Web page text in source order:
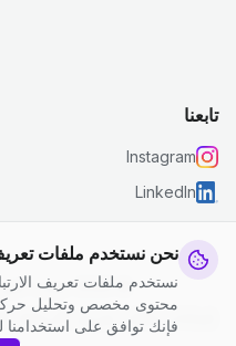
نحن نستخدم ملفات
نستخدم ملفات تعريف
محتوى مخصص وتحليل حركة
فإنك توافق على استخدامنا
تابعنا
Instagram
LinkedIn
© 2026 جست كلين. جميع الحقوق محفوظة.
| إعدادات ملفات تعريف الارتباط